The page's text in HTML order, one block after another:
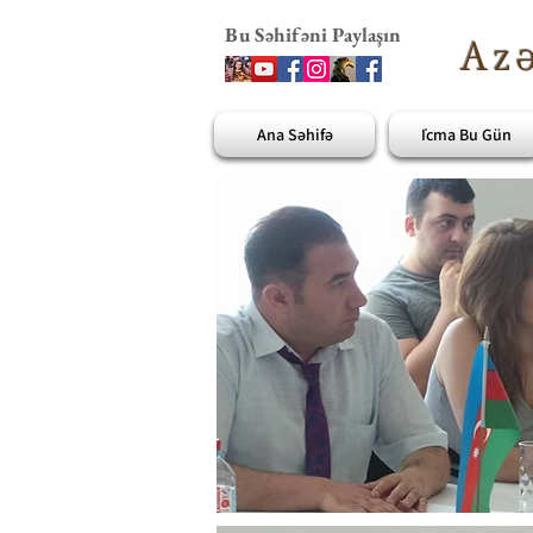
Bu Səhifəni Paylaşın
Ana Səhifə İcma Bu Gün